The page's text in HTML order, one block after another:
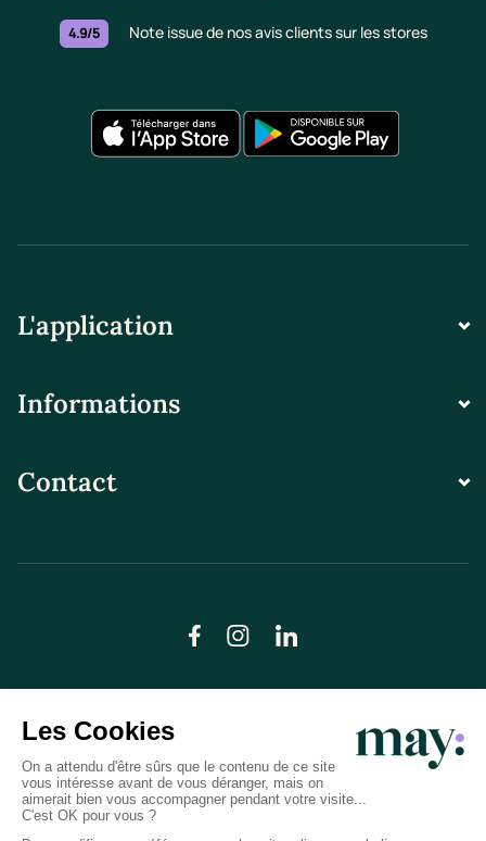
4.9/5 Note issue de nos avis clients sur les stores
L'application
Informations
Contact
© LN CARE 2026
Politique de confidentialité